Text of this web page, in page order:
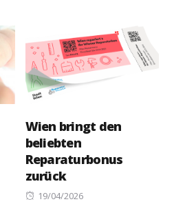
Wien bringt den
beliebten
Reparaturbonus
zurück
Posted
19/04/2026